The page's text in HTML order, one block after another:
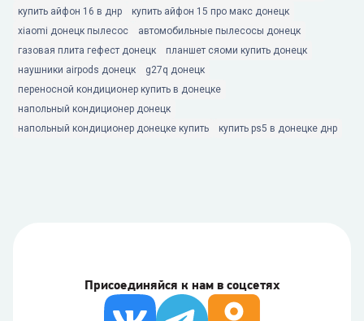
купить айфон 16 в днр
купить айфон 15 про макс донецк
xiaomi донецк пылесос
автомобильные пылесосы донецк
газовая плита гефест донецк
планшет сяоми купить донецк
наушники airpods донецк
g27q донецк
переносной кондиционер купить в донецке
напольный кондиционер донецк
напольный кондиционер донецке купить
купить ps5 в донецке днр
Присоединяйся к нам в соцсетях